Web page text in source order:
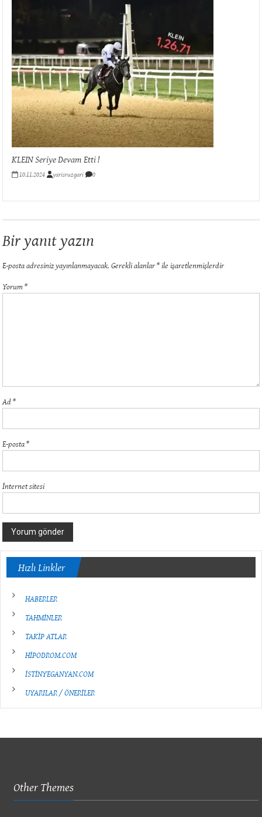
KLEIN Seriye Devam Etti !
10.11.2024 yarisruzgari 0
Bir yanıt yazın
E-posta adresiniz yayınlanmayacak. Gerekli alanlar*ile işaretlenmişlerdir
Yorum*
Ad*
E-posta*
İnternet sitesi
Hızlı Linkler
HABERLER
TAHMİNLER
TAKİP ATLAR
HİPODROM.COM
İSTİNYEGANYAN.COM
UYARILAR / ÖNERİLER
Other Themes